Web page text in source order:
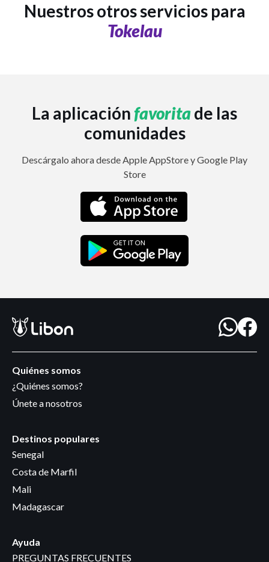
Nuestros otros servicios para
Tokelau
La aplicaciónfavoritade las
comunidades
Descárgalo ahora desde Apple AppStore y Google Play
Store
Quiénes somos
¿Quiénes somos?
Únete a nosotros
Destinos populares
Senegal
Costa de Marfil
Mali
Madagascar
Ayuda
PREGUNTAS FRECUENTES